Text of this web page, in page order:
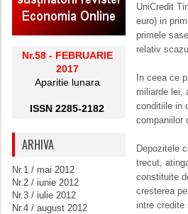
UniCredit
euro) in
primele
relativ
In ceea ce
miliarde lei,
conditiile in
companiilor
Depozitele
trecut,
constituite
cresterea
intre
Nr.58 - FEBRUARIE
2017
Aparitie lunara
ISSN 2285-2182
ARHIVA
Nr.1 / mai 2012
Nr.2 / iunie 2012
Nr.3 / iulie 2012
Nr.4 / august 2012